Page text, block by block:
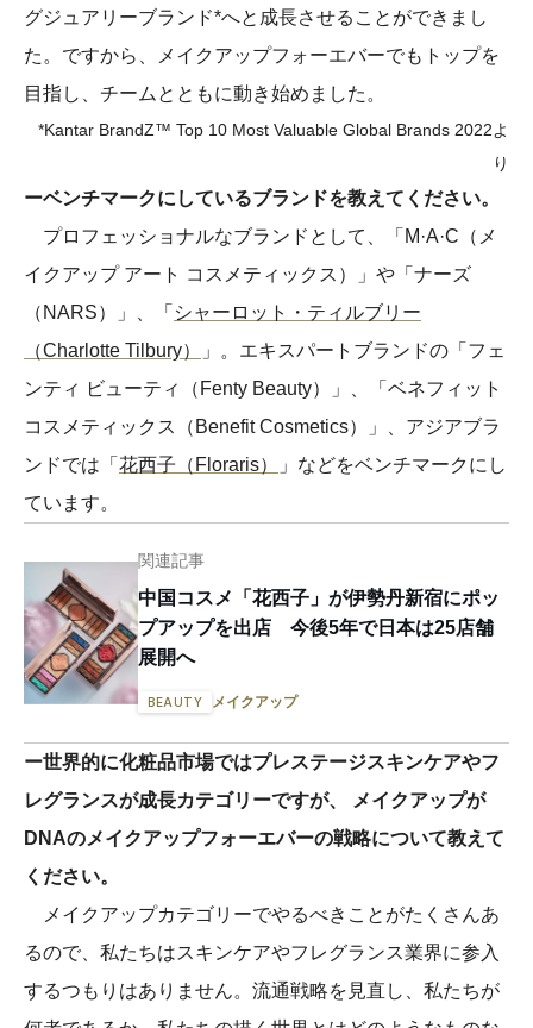
グジュアリーブランド*へと成長させることができまし
た。ですから、メイクアップフォーエバーでもトップを
目指し、チームとともに動き始めました。
*Kantar BrandZ™ Top 10 Most Valuable Global Brands 2022よ
り
ーベンチマークにしているブランドを教えてください。
プロフェッショナルなブランドとして、「M·A·C（メ
イクアップ アート コスメティックス）」や「ナーズ
（NARS）」、「 シャーロット・ティルブリー
（Charlotte Tilbury）
」。エキスパートブランドの「フェ
ンティ ビューティ（Fenty Beauty）」、「ベネフィット
コスメティックス（Benefit Cosmetics）」、アジアブラ
ンドでは「 花西子（Floraris）
」などをベンチマークにし
ています。
関連記事
中国コスメ「花西子」が伊勢丹新宿にポッ
プアップを出店 今後5年で日本は25店舗
展開へ
BEAUTY メイクアップ
ー世界的に化粧品市場ではプレステージスキンケアやフ
レグランスが成長カテゴリーですが、 メイクアップが
DNAのメイクアップフォーエバーの戦略について教えて
ください。
メイクアップカテゴリーでやるべきことがたくさんあ
るので、私たちはスキンケアやフレグランス業界に参入
するつもりはありません。流通戦略を見直し、私たちが